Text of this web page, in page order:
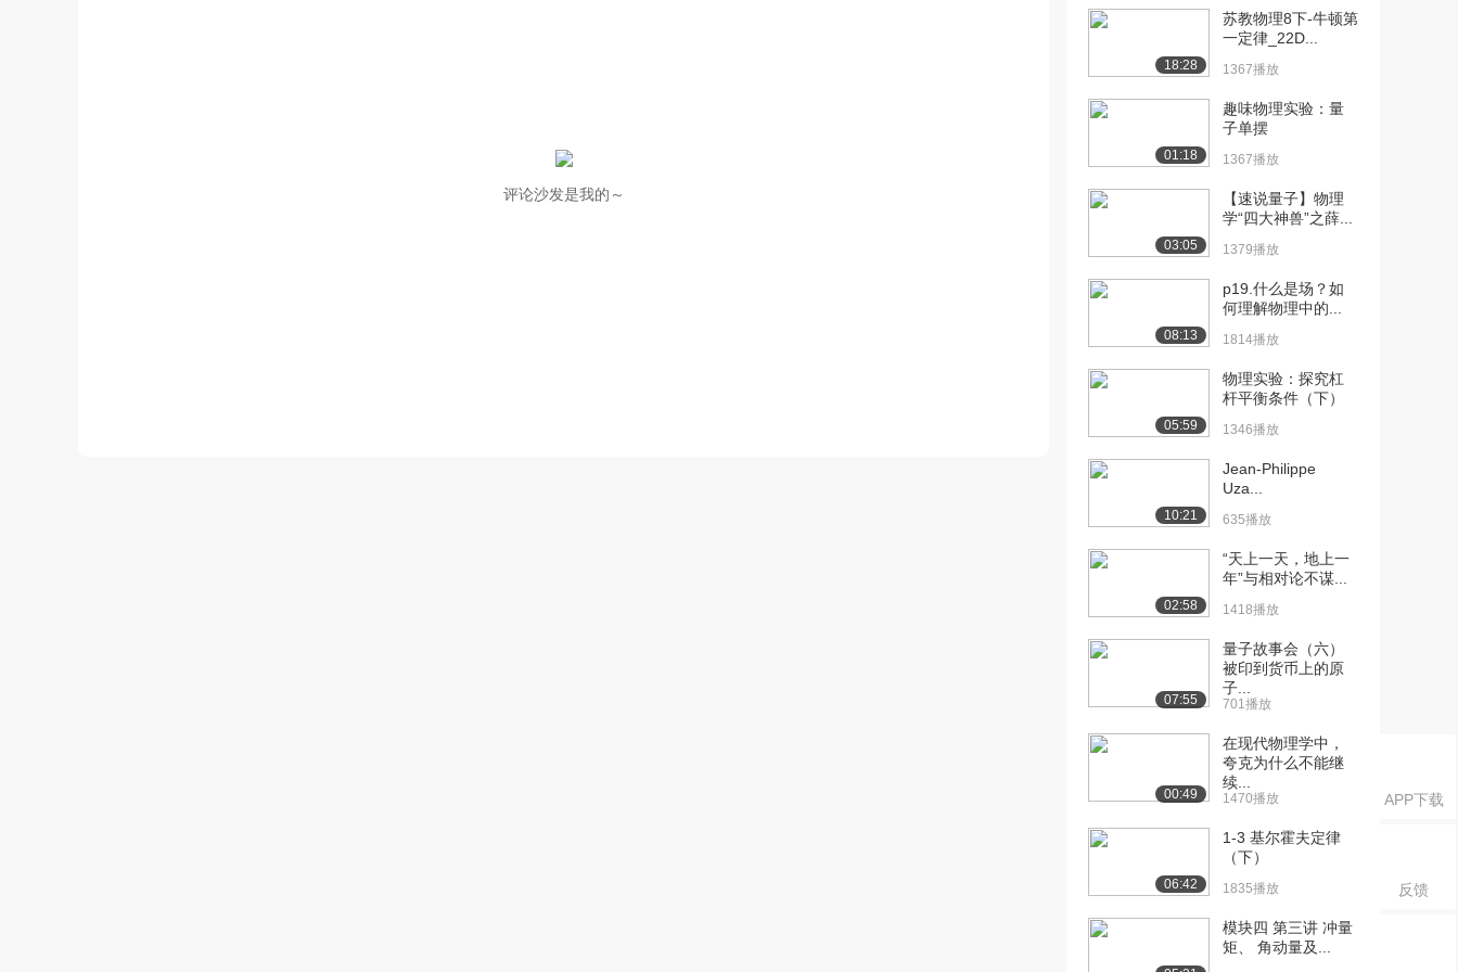
APP下载
反馈
评论沙发是我的～
[12] 模块二 2.1 电荷守恒
定律（下）
[13] 模块二 2.2 静电场的
性质（上）
[14] 模块二 2.2 静电场的
性质（下）
906播放
06:35
[15] 模块二 2.3 静磁场性
1017播放
09:48
[16] 模块二 2.3 静磁场性
958播放
09:47
[17] 模块二 2.4 位移电流
Maxwe...
Maxwe...
[20] 模块二 2.6 极化现象
（上）
1728播放
[21] 模块二 2.6 极化现象
1202播放
[22] 模块二 2.7 磁化现象
972播放
18:28
苏教物理8下-牛顿第
一定律_22D...
1367播放
01:18
趣味物理实验：量
子单摆
1367播放
03:05
【速说量子】物理
学“四大神兽”之薛...
1379播放
08:13
p19.什么是场？如
何理解物理中的...
1814播放
05:59
物理实验：探究杠
杆平衡条件（下）
1346播放
10:21
Jean-Philippe
Uza...
635播放
02:58
“天上一天，地上一
年”与相对论不谋...
1418播放
07:55
量子故事会（六）
被印到货币上的原
子...
701播放
00:49
在现代物理学中，
夸克为什么不能继
续...
1470播放
06:42
1-3 基尔霍夫定律
（下）
1835播放
模块四 第三讲 冲量
矩、 角动量及...